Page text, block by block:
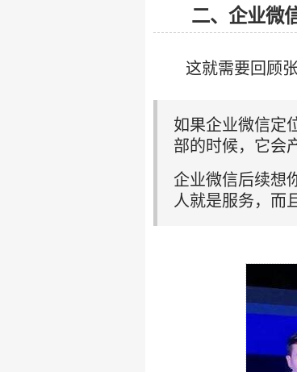
二、企业微
这就需要回顾
如果企业微信定
部的时候，它会
企业微信后续想
人就是服务，而